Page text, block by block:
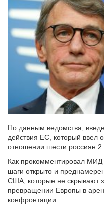
По данным ведомства,
действия ЕС, который ввел
отношении шести россиян 2
Как прокомментировал
шаги открыто и
США, которые не скрывают
превращении Европы в
конфронтации.